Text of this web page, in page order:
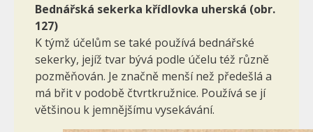
Bednářská sekerka křídlovka uherská (obr.
127)
K týmž účelům se také používá bednářské
sekerky, jejíž tvar bývá podle účelu též různě
pozměňován. Je značně menší než předešlá a
má břit v podobě čtvrtkružnice. Používá se jí
většinou k jemnějšímu vysekávání.